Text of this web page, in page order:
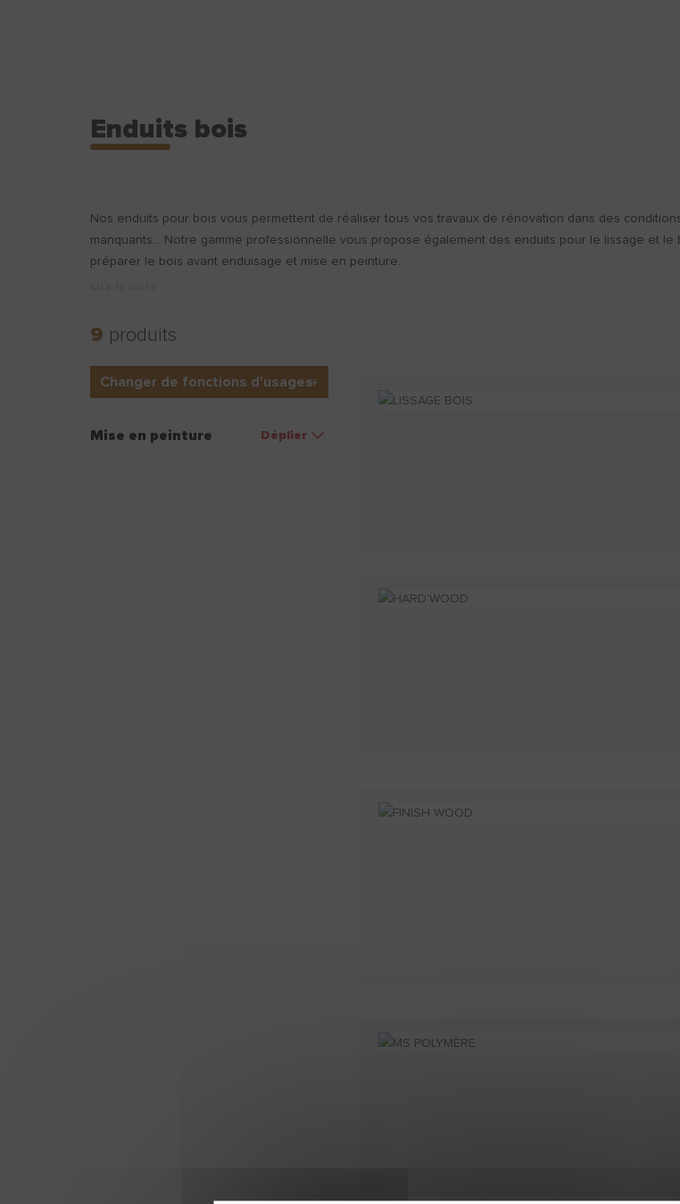
Enduits bois
Nos enduits pour bois vous permettent de réaliser tous vos travaux de rénovation dans des
manquants… Notre gamme professionnelle vous propose également des enduits pour le lissage et
préparer le bois avant enduisage et mise en peinture.
9 produits
Mise en peinture Déplier